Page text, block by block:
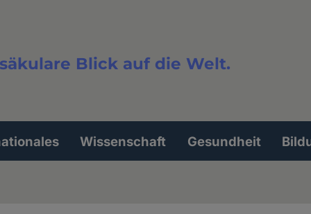
Blick auf die Welt.
Wissenschaft Gesundheit